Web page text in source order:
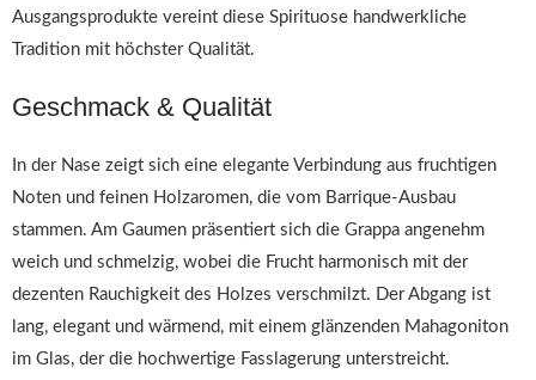
Ausgangsprodukte vereint diese Spirituose handwerkliche
Tradition mit höchster Qualität.
Geschmack & Qualität
In der Nase zeigt sich eine elegante Verbindung aus fruchtigen
Noten und feinen Holzaromen, die vom Barrique-Ausbau
stammen. Am Gaumen präsentiert sich die Grappa angenehm
weich und schmelzig, wobei die Frucht harmonisch mit der
dezenten Rauchigkeit des Holzes verschmilzt. Der Abgang ist
lang, elegant und wärmend, mit einem glänzenden Mahagoniton
im Glas, der die hochwertige Fasslagerung unterstreicht.